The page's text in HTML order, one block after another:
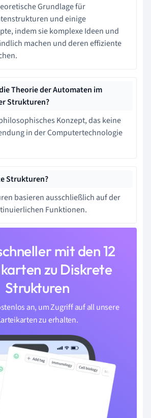
Grundlage für
und einige
indem sie komplexe Ideen und
machen und deren effiziente
Theorie der Automaten im
Strukturen?
Konzept, das keine
in der Computertechnologie
Strukturen?
basieren ausschließlich auf der
Funktionen.
mit den 12
zu Diskrete
Strukturen
an, um Zugriff auf all unsere
zu erhalten.